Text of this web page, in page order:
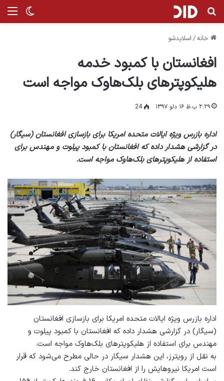
تغییر جستجو برای
خانه/ اسلایدشو
افغانستان با کمبود خدمه
هلیکوپترهای بلک‌هاوک مواجه است
۲:۲۹ ب.ظ ۱۶ دلو ۱۳۹۷ 24
اداره بازرس ویژه ایالات متحده امریکا برای بازسازی افغانستان (سیگار)
در گزارشی هشدار داده که افغانستان با کمبود پیلوت و مهندس برای
استفاده از هلیکوپترهای بلک‌هاوک مواجه است.
اداره بازرس ویژه ایالات متحده امریکا برای بازسازی افغانستان
(سیگار) در گزارشی هشدار داده که افغانستان با کمبود پیلوت و
مهندس برای استفاده از هلیکوپترهای بلک‌هاوک مواجه است.
به نقل از رویترز، این هشدار سیگار در حالی مطرح می‌شود که قرار
است امریکا نیروهایش را از افغانستان خارج کند.